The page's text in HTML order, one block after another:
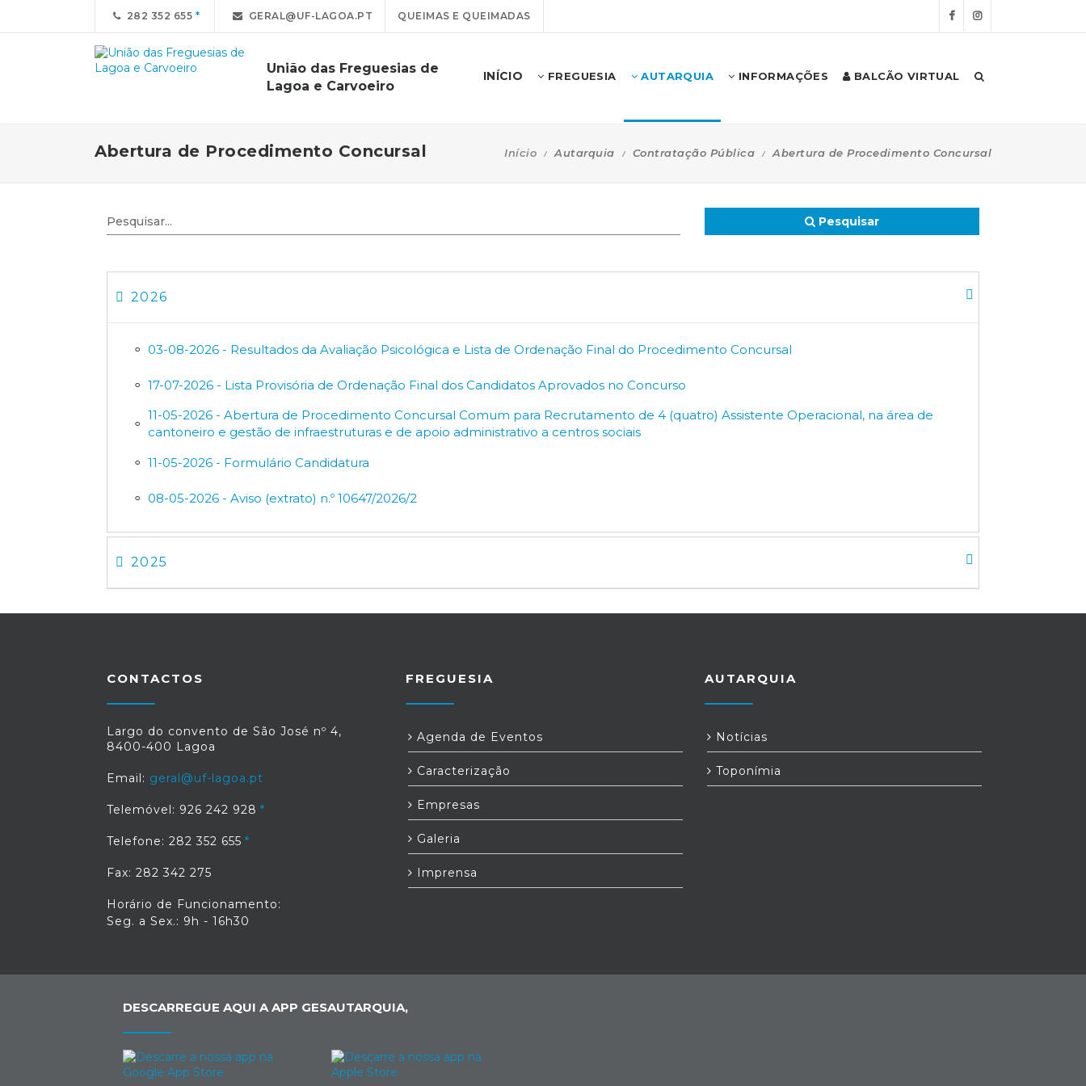
282 352 655 GERAL@UF-LAGOA.PT QUEIMAS E QUEIMADAS
União das Freguesias de
Lagoa e Carvoeiro
INÍCIO FREGUESIA AUTARQUIA INFORMAÇÕES BALCÃO VIRTUAL
Abertura de Procedimento Concursal Início Autarquia Contratação Pública Abertura de Procedimento Concursal
Pesquisar
2026
03-08-2026 - Resultados da Avaliação Psicológica e Lista de Ordenação Final do Procedimento Concursal
17-07-2026 - Lista Provisória de Ordenação Final dos Candidatos Aprovados no Concurso
11-05-2026 - Abertura de Procedimento Concursal Comum para Recrutamento de 4 (quatro) Assistente Operacional, na área de
cantoneiro e gestão de infraestruturas e de apoio administrativo a centros sociais
11-05-2026 - Formulário Candidatura
08-05-2026 - Aviso (extrato) n.º 10647/2026/2
2025
CONTACTOS
Largo do convento de São José nº 4,
8400-400 Lagoa
Email: geral@uf-lagoa.pt
Telemóvel: 926 242 928
Telefone: 282 352 655
Fax: 282 342 275
Horário de Funcionamento:
Seg. a Sex.: 9h - 16h30
FREGUESIA
Agenda de Eventos
Caracterização
Empresas
Galeria
Imprensa
AUTARQUIA
Notícias
Toponímia
DESCARREGUE AQUI A APP GESAUTARQUIA,